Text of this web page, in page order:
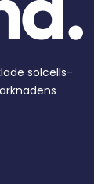
solcells­